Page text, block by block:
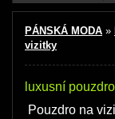
PÁNSKÁ MODA »
vizitky
luxusní
Pouzdro na